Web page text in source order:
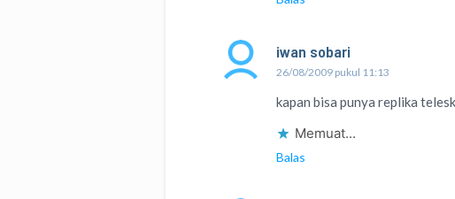
iwan sobari
26/08/2009 pukul 11:13
kapan bisa punya replika
Memuat...
Balas